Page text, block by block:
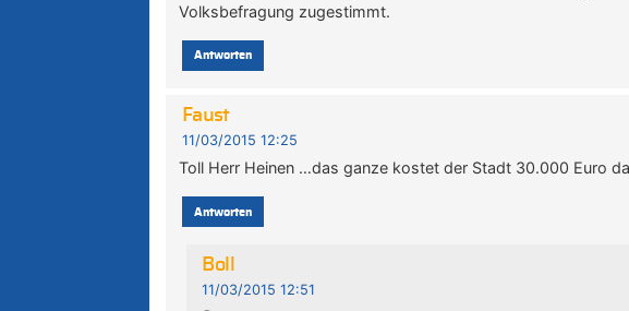
Volksbefragung zugestimmt.
Antworten
Faust
11/03/2015 12:25
Toll Herr Heinen …das ganze kostet der Stadt 30.000 Euro
Antworten
Boll
11/03/2015 12:51